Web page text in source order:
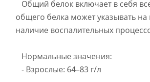
Общий белок включает в себя
общего белка может указывать
наличие воспалительных
Нормальные значения:
- Взрослые: 64–83 г/л